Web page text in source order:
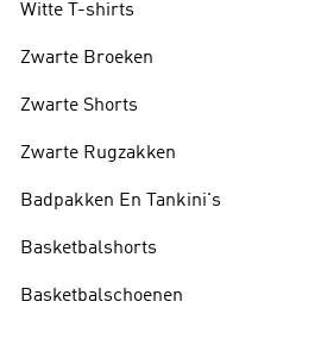
Witte T-shirts
Zwarte Broeken
Zwarte Shorts
Zwarte Rugzakken
Badpakken En Tankini's
Basketbalshorts
Basketbalschoenen